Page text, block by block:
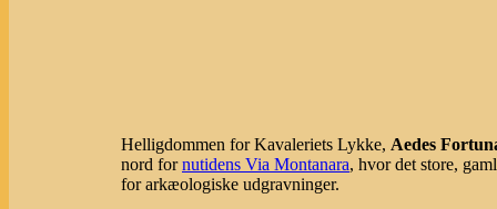
Helligdommen for Kavaleriets Lykke, Aedes
nord fornutidens Via Montanara, hvor det store,
for arkæologiske udgravninger.